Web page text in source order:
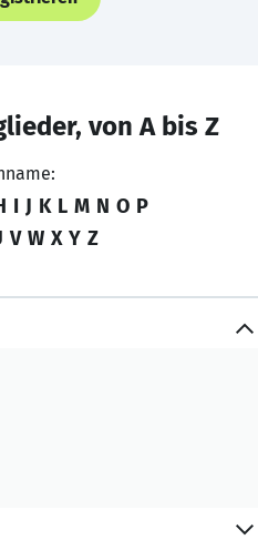
von A bis Z
I J K L M N O P
V W X Y Z